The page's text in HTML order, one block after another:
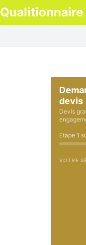
Qualitionnaire
devis
Devis
Etape 1
VOTRE